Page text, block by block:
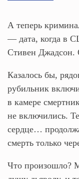
А теперь
— дата, когда в
Стивен Джадсон.
Казалось бы,
рубильник
в камере
не включились.
сердце…
смерть только
Что произошло?